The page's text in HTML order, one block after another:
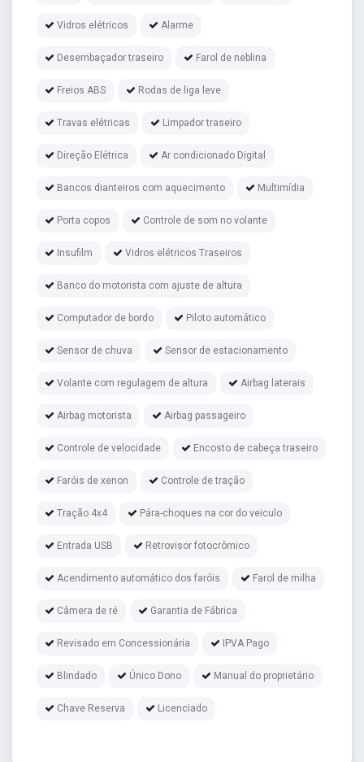
Vidros elétricos Alarme
Desembaçador traseiro Farol de neblina
Freios ABS Rodas de liga leve
Travas elétricas Limpador traseiro
Direção Elétrica Ar condicionado Digital
Bancos dianteiros com aquecimento Multimídia
Porta copos Controle de som no volante
Insufilm Vidros elétricos Traseiros
Banco do motorista com ajuste de altura
Computador de bordo Piloto automático
Sensor de chuva Sensor de estacionamento
Volante com regulagem de altura Airbag laterais
Airbag motorista Airbag passageiro
Controle de velocidade Encosto de cabeça traseiro
Faróis de xenon Controle de tração
Tração 4x4 Pára-choques na cor do veiculo
Entrada USB Retrovisor fotocrômico
Acendimento automático dos faróis Farol de milha
Câmera de ré Garantia de Fábrica
Revisado em Concessionária IPVA Pago
Blindado Único Dono Manual do proprietário
Chave Reserva Licenciado